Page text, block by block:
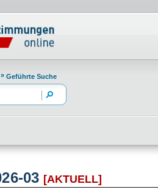
Geführte Suche
03 [AKTUELL]